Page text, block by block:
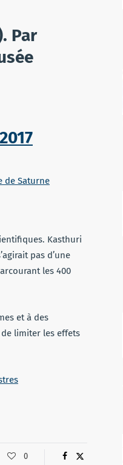
Par
de Saturne
Kasthuri
pas d’une
les 400
et à des
limiter les effets
0